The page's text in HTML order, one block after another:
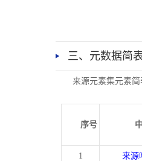
三、元数据简
来源元素集元素简
序号
1 来源